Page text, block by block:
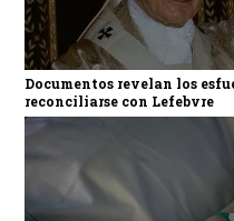
Documentos revelan los
reconciliarse con Lefebvre